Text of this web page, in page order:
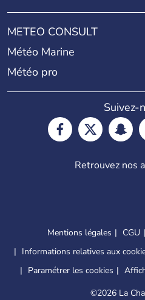
METEO CONSULT
Météo Marine
Météo pro
Suivez-
Retrouvez nos
Mentions légales CGU
Informations relatives aux
Paramétrer les cookies
©2026 La